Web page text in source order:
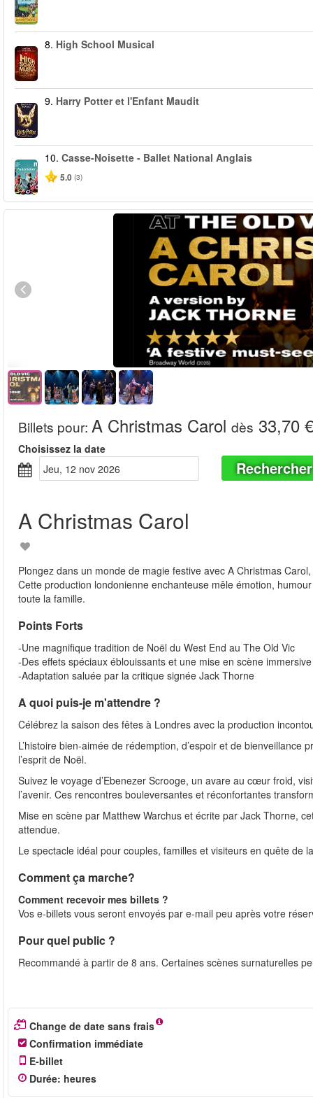
8. High School Musical
9. Harry Potter et l'Enfant Maudit
10. Casse-Noisette - Ballet National Anglais
5.0 (3)
Billets pour: A Christmas Carol dès 33,70 €
Choisissez la date
jeu, 12 nov 2026
Rechercher
A Christmas Carol
Plongez dans un monde de magie festive avec A Christmas
Cette production londonienne enchanteuse mêle émotion,
toute la famille.
Points Forts
-Une magnifique tradition de Noël du West End au The Old Vic
-Des effets spéciaux éblouissants et une mise en scène immersive
-Adaptation saluée par la critique signée Jack Thorne
A quoi puis-je m'attendre ?
Célébrez la saison des fêtes à Londres avec la production
L’histoire bien-aimée de rédemption, d’espoir et de
l’esprit de Noël.
Suivez le voyage d’Ebenezer Scrooge, un avare au cœur froid,
l’avenir. Ces rencontres bouleversantes et réconfortantes
Mise en scène par Matthew Warchus et écrite par Jack Thorne,
attendue.
Le spectacle idéal pour couples, familles et visiteurs en quête de
Comment ça marche?
Comment recevoir mes billets ?
Vos e-billets vous seront envoyés par e-mail peu après votre
Pour quel public ?
Recommandé à partir de 8 ans. Certaines scènes surnaturelles
Change de date sans frais
Confirmation immédiate
E-billet
Durée: heures